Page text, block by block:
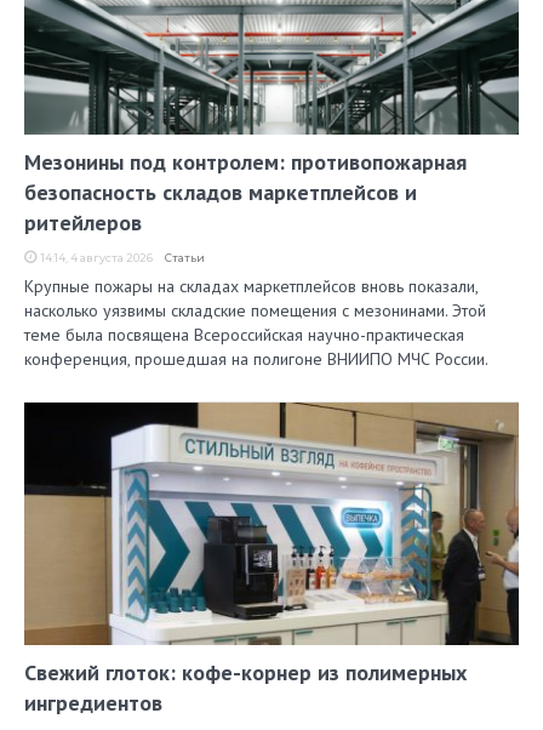
Мезонины под контролем: противопожарная
безопасность складов маркетплейсов и
ритейлеров
14:14, 4 августа 2026 Статьи
Крупные пожары на складах маркетплейсов вновь показали,
насколько уязвимы складские помещения с мезонинами. Этой
теме была посвящена Всероссийская научно-практическая
конференция, прошедшая на полигоне ВНИИПО МЧС России.
Свежий глоток: кофе-корнер из полимерных
ингредиентов